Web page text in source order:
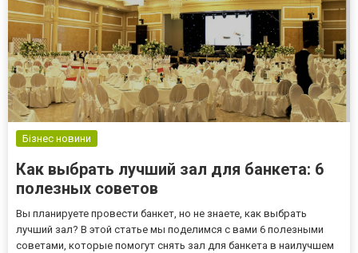
Бізнес новини
Как выбрать лучший зал для банкета: 6
полезных советов
Вы планируете провести банкет, но не знаете, как выбрать
лучший зал? В этой статье мы поделимся с вами 6 полезными
советами, которые помогут снять зал для банкета в наилучшем